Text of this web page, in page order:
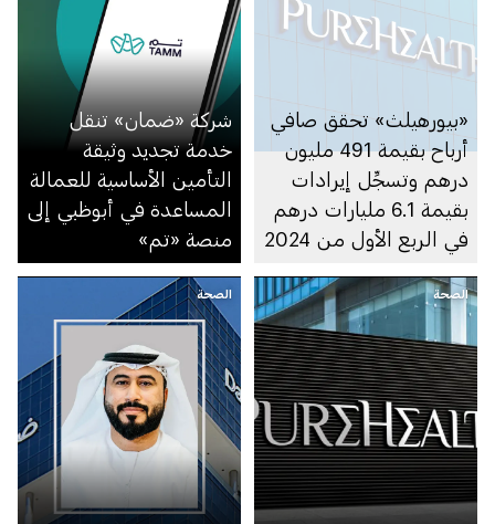
«بيورهيلث» تحقق صافي
أرباح بقيمة 491 مليون
درهم وتسجِّل إيرادات
بقيمة 6.1 مليارات درهم
في الربع الأول من 2024
شركة «ضمان» تنقل
خدمة تجديد وثيقة
التأمين الأساسية للعمالة
المساعدة في أبوظبي إلى
منصة «تم»
الصحة الصحة